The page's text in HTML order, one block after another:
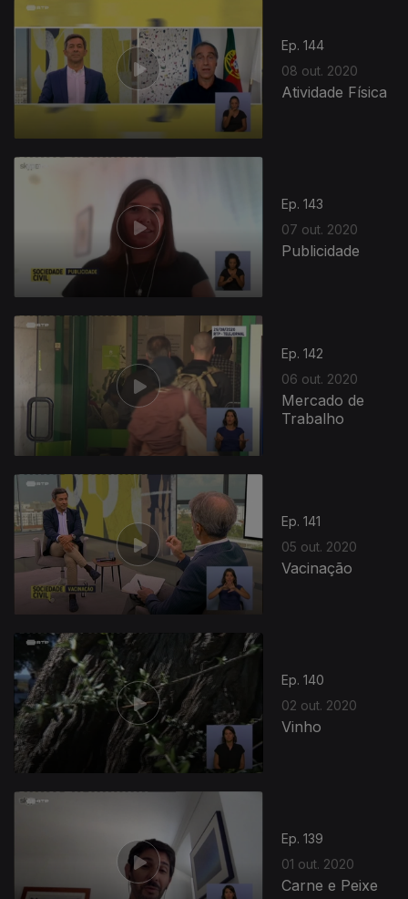
Ep. 144
08 out. 2020
Atividade Física
Ep. 143
07 out. 2020
Publicidade
497585
Ep. 142
06 out. 2020
Mercado de
Trabalho
Ep. 141
05 out. 2020
Vacinação
Ep. 140
02 out. 2020
Vinho
Ep. 139
01 out. 2020
Carne e Peixe